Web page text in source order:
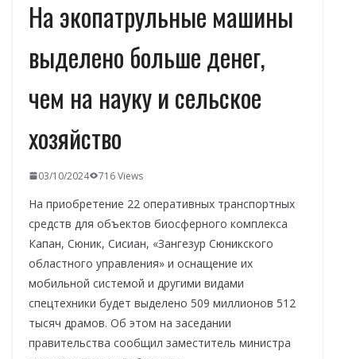
На экопатрульные машины
выделено больше денег,
чем на науку и сельское
хозяйство
03/10/2024 716 Views
На приобретение 22 оперативных транспортных
средств для объектов биосферного комплекса
Капан, Сюник, Сисиан, «Зангезур Сюникского
областного управления» и оснащение их
мобильной системой и другими видами
спецтехники будет выделено 509 миллионов 512
тысяч драмов. Об этом на заседании
правительства сообщил заместитель министра